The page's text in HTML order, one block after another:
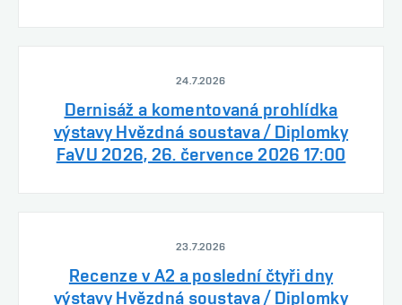
24.7.2026
Dernisáž a komentovaná prohlídka
výstavy Hvězdná soustava / Diplomky
FaVU 2026, 26. července 2026 17:00
23.7.2026
Recenze v A2 a poslední čtyři dny
výstavy Hvězdná soustava / Diplomky